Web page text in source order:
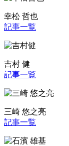
幸松 哲也
記事一覧
吉村 健
記事一覧
三崎 悠之亮
記事一覧